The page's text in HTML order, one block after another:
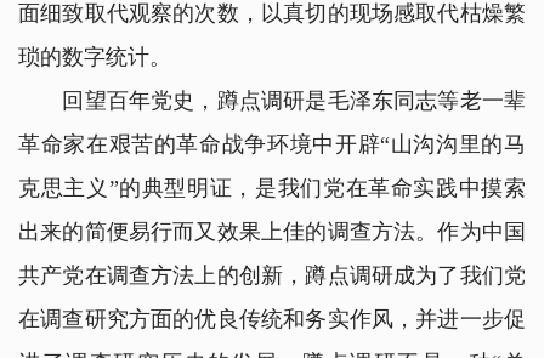
面细致取代观察的次数，以真切的现场感取代枯燥繁
琐的数字统计。
回望百年党史，蹲点调研是毛泽东同志等老一辈
革命家在艰苦的革命战争环境中开辟“山沟沟里的马
克思主义”的典型明证，是我们党在革命实践中摸索
出来的简便易行而又效果上佳的调查方法。作为中国
共产党在调查方法上的创新，蹲点调研成为了我们党
在调查研究方面的优良传统和务实作风，并进一步促